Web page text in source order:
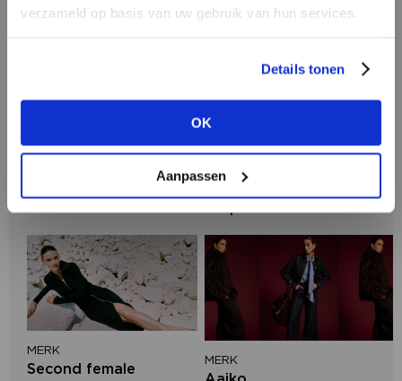
verzameld op basis van uw gebruik van hun services.
Details tonen
OK
Aanpassen
INLOGGEN
NOG GEEN ACCOUNT?
MERK
MERK
Lofty Manner
MERK
Second female
MERK